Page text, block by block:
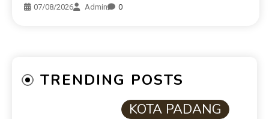
07/08/2026 Admin 0
TRENDING POSTS
KOTA PADANG